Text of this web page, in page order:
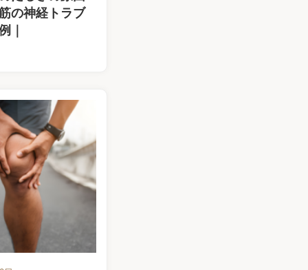
の神経トラブ
｜